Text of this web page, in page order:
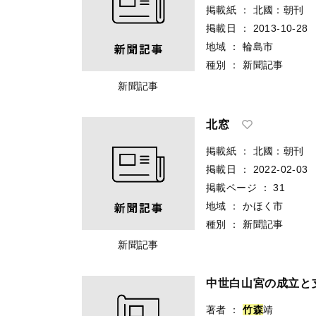
新聞記事
掲載紙 ：
北國：朝刊
掲載日
：
2013-10-28
地域
：
輪島市
種別
： 新聞記事
新聞記事
北窓
掲載紙 ：
北國：朝刊
掲載日
：
2022-02-03
掲載ページ
：
31
地域
：
かほく市
種別
： 新聞記事
中世白山宮の成立と
著者 ： 竹森靖